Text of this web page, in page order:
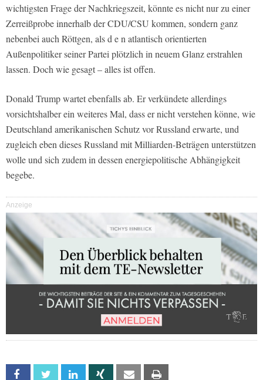
wichtigsten Frage der Nachkriegszeit, könnte es nicht nur zu einer
Zerreißprobe innerhalb der CDU/CSU kommen, sondern ganz
nebenbei auch Röttgen, als d e n atlantisch orientierten
Außenpolitiker seiner Partei plötzlich in neuem Glanz erstrahlen
lassen. Doch wie gesagt – alles ist offen.
Donald Trump wartet ebenfalls ab. Er verkündete allerdings
vorsichtshalber ein weiteres Mal, dass er nicht verstehen könne, wie
Deutschland amerikanischen Schutz vor Russland erwarte, und
zugleich eben dieses Russland mit Milliarden-Beträgen unterstützen
wolle und sich zudem in dessen energiepolitische Abhängigkeit
begebe.
Anzeige
Facebook Twitter Linkedin Xing Email